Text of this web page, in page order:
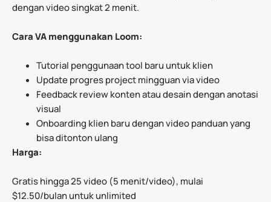
dengan video singkat 2 menit.
Cara VA menggunakan Loom:
Tutorial penggunaan tool baru untuk klien
Update progres project mingguan via video
Feedback review konten atau desain dengan anotasi
visual
Onboarding klien baru dengan video panduan yang
bisa ditonton ulang
Harga:
Gratis hingga 25 video (5 menit/video), mulai
$12.50/bulan untuk unlimited